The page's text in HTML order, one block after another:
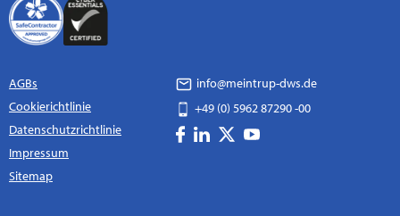
AGBs
Cookierichtlinie
Datenschutzrichtlinie
Impressum
Sitemap
info@meintrup-dws.de
+49 (0) 5962 87290 -00